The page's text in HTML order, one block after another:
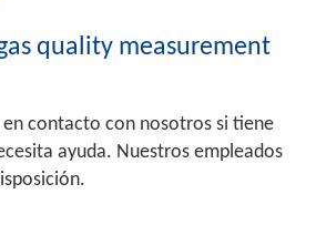
quality measurement
contacto con nosotros si tiene
ayuda. Nuestros empleados